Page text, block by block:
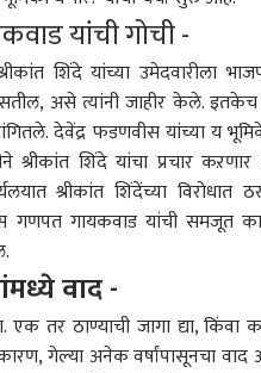
यांची गोची -
शिंदे यांच्या उमेदवारीला
असे त्यांनी जाहीर केले. इतकेच
देवेंद्र फडणवीस यांच्या य
शिंदे यांचा प्रचार
श्रीकांत शिंदेंच्या विरोधात
गणपत गायकवाड यांची समजूत
वाद -
तर ठाण्याची जागा द्या, किंवा
गेल्या अनेक वर्षांपासूनचा
रील्स
राजकारण राजकारण